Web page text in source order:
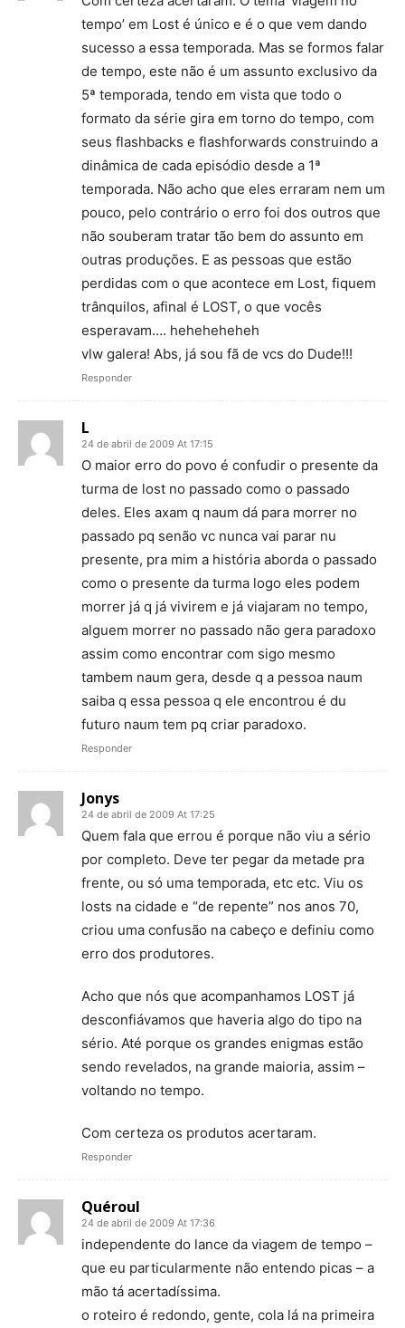
tempo’ em Lost é único e é o que vem dando
sucesso a essa temporada. Mas se formos falar
de tempo, este não é um assunto exclusivo da
5ª temporada, tendo em vista que todo o
formato da série gira em torno do tempo, com
seus flashbacks e flashforwards construindo a
dinâmica de cada episódio desde a 1ª
temporada. Não acho que eles erraram nem um
pouco, pelo contrário o erro foi dos outros que
não souberam tratar tão bem do assunto em
outras produções. E as pessoas que estão
perdidas com o que acontece em Lost, fiquem
trânquilos, afinal é LOST, o que vocês
esperavam…. heheheheheh
vlw galera! Abs, já sou fã de vcs do Dude!!!
Responder
L
24 de abril de 2009 At 17:15
O maior erro do povo é confudir o presente da
turma de lost no passado como o passado
deles. Eles axam q naum dá para morrer no
passado pq senão vc nunca vai parar nu
presente, pra mim a história aborda o passado
como o presente da turma logo eles podem
morrer já q já vivirem e já viajaram no tempo,
alguem morrer no passado não gera paradoxo
assim como encontrar com sigo mesmo
tambem naum gera, desde q a pessoa naum
saiba q essa pessoa q ele encontrou é du
futuro naum tem pq criar paradoxo.
Responder
Jonys
24 de abril de 2009 At 17:25
Quem fala que errou é porque não viu a sério
por completo. Deve ter pegar da metade pra
frente, ou só uma temporada, etc etc. Viu os
losts na cidade e “de repente” nos anos 70,
criou uma confusão na cabeço e definiu como
erro dos produtores.
Acho que nós que acompanhamos LOST já
desconfiávamos que haveria algo do tipo na
sério. Até porque os grandes enigmas estão
sendo revelados, na grande maioria, assim –
voltando no tempo.
Com certeza os produtos acertaram.
Responder
Quéroul
24 de abril de 2009 At 17:36
independente do lance da viagem de tempo –
que eu particularmente não entendo picas – a
mão tá acertadíssima.
o roteiro é redondo, gente, cola lá na primeira